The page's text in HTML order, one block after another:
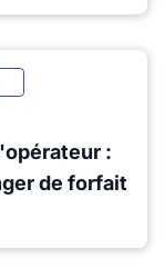
:
de forfait